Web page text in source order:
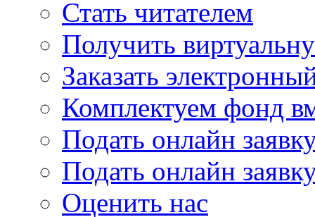
Стать читателем
Получить
Заказать
Комплектуем фонд
Подать онлайн
Подать онлайн
Оценить нас